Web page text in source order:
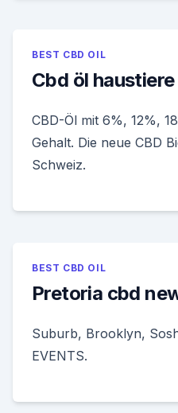
BEST CBD OIL
Cbd öl
CBD-Öl mit 6%, 12%,
Gehalt. Die neue CBD
Schweiz.
BEST CBD OIL
Pretoria cbd
Suburb, Brooklyn,
EVENTS.